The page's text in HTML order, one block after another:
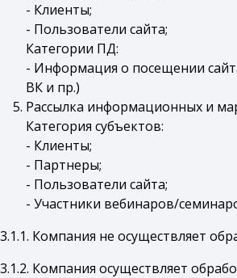
- Клиенты;
- Пользователи сайта;
Категории ПД:
- Информация о посещении
ВК и пр.)
Рассылка информационных и
Категория субъектов:
- Клиенты;
- Партнеры;
- Пользователи сайта;
- Участники вебинаров/
3.1.1. Компания не осуществляет
3.1.2. Компания осуществляет